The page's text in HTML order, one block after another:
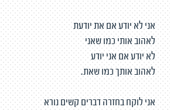
אני לא יודע אם את יודעת
לאהוב אותי כמו שאני
לא יודע אם אני יודע
לאהוב אותך כמו שאת.
אני לוקח בחזרה דברים קשים נורא